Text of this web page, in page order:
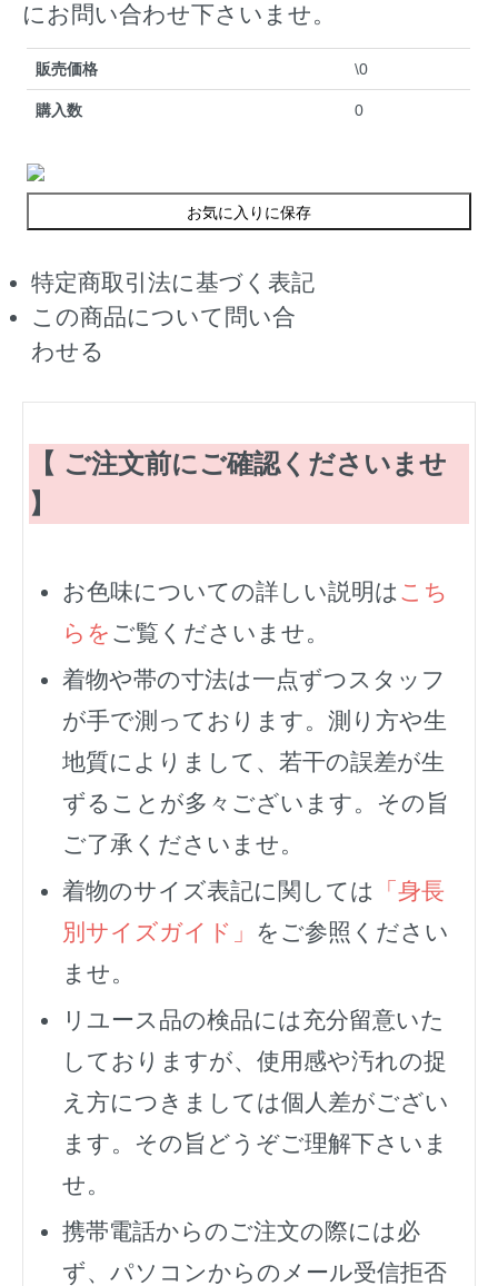
にお問い合わせ下さいませ。
販売価格 \0
購入数 0
お気に入りに保存
特定商取引法に基づく表記
この商品について問い合
わせる
【 ご注文前にご確認くださいませ
】
お色味についての詳しい説明は こち
らを ご覧くださいませ。
着物や帯の寸法は一点ずつスタッフ
が手で測っております。測り方や生
地質によりまして、若干の誤差が生
ずることが多々ございます。その旨
ご了承くださいませ。
着物のサイズ表記に関しては
「身長
別サイズガイド」 をご参照ください
ませ。
リユース品の検品には充分留意いた
しておりますが、使用感や汚れの捉
え方につきましては個人差がござい
ます。その旨どうぞご理解下さいま
せ。
携帯電話からのご注文の際には必
ず、 パソコンからのメール受信拒否